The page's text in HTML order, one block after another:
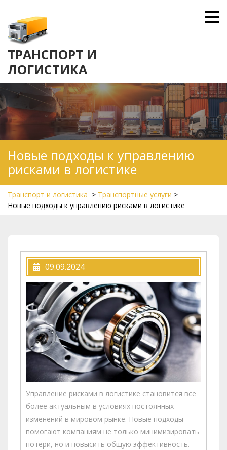
content
ТРАНСПОРТ И
ЛОГИСТИКА
Новые подходы к управлению
рисками в логистике
Транспорт и логистика > Транспортные услуги >
Новые подходы к управлению рисками в логистике
09.09.2024
Управление рисками в логистике становится все
более актуальным в условиях постоянных
изменений в мировом рынке. Новые подходы
помогают компаниям не только минимизировать
потери, но и повысить общую эффективность.